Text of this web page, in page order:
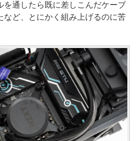
を通したら既に差しこんだケーブ
など、とにかく組み上げるのに苦